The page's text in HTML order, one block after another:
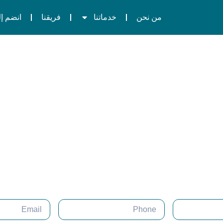
من نحن خدماتنا فريقنا انضم Join Our Team